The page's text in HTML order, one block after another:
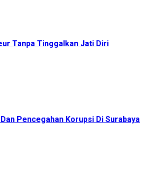
Tanpa Tinggalkan Jati Diri
Pencegahan Korupsi Di Surabaya